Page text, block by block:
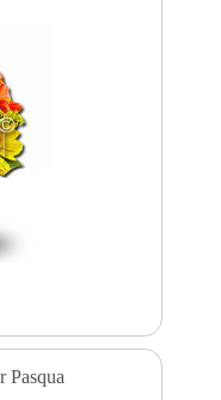
Pasqua